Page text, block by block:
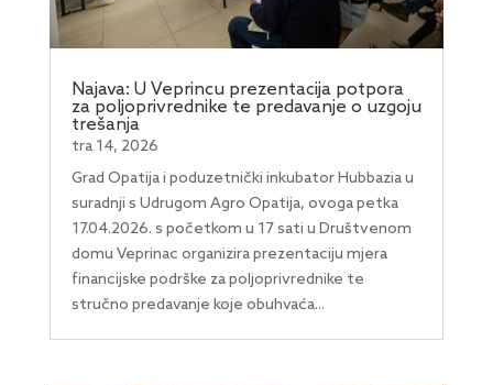
Najava: U Veprincu prezentacija potpora
za poljoprivrednike te predavanje o uzgoju
trešanja
tra 14, 2026
Grad Opatija i poduzetnički inkubator Hubbazia u
suradnji s Udrugom Agro Opatija, ovoga petka
17.04.2026. s početkom u 17 sati u Društvenom
domu Veprinac organizira prezentaciju mjera
financijske podrške za poljoprivrednike te
stručno predavanje koje obuhvaća...